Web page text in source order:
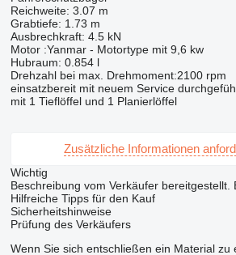
Reichweite: 3.07 m
Grabtiefe: 1.73 m
Ausbrechkraft: 4.5 kN
Motor :Yanmar - Motortype mit 9,6 kw
Hubraum: 0.854 l
Drehzahl bei max. Drehmoment:2100 rpm
einsatzbereit mit neuem Service
mit 1 Tieflöffel und 1 Planierlöffel
Zusätzliche Informationen
Wichtig
Beschreibung vom Verkäufer
Hilfreiche Tipps für den Kauf
Sicherheitshinweise
Prüfung des Verkäufers
Wenn Sie sich entschließen ein Material